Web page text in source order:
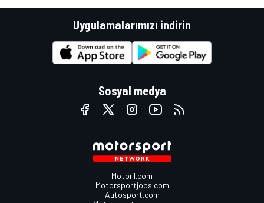
Uygulamalarımızı indirin
Sosyal medya
Motor1.com
Motorsportjobs.com
Autosport.com